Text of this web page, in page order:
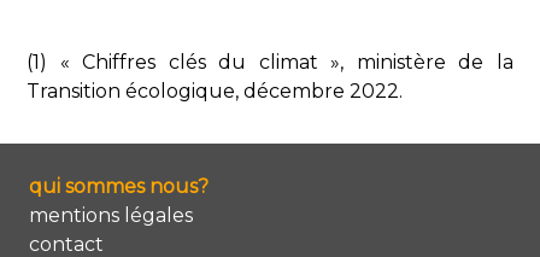
(1) « Chiffres clés du climat », ministère de la
Transition écologique, décembre 2022.
qui sommes nous?
mentions légales
contact